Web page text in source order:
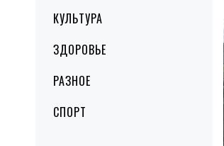
КУЛЬТУРА
ЗДОРОВЬЕ
РАЗНОЕ
СПОРТ